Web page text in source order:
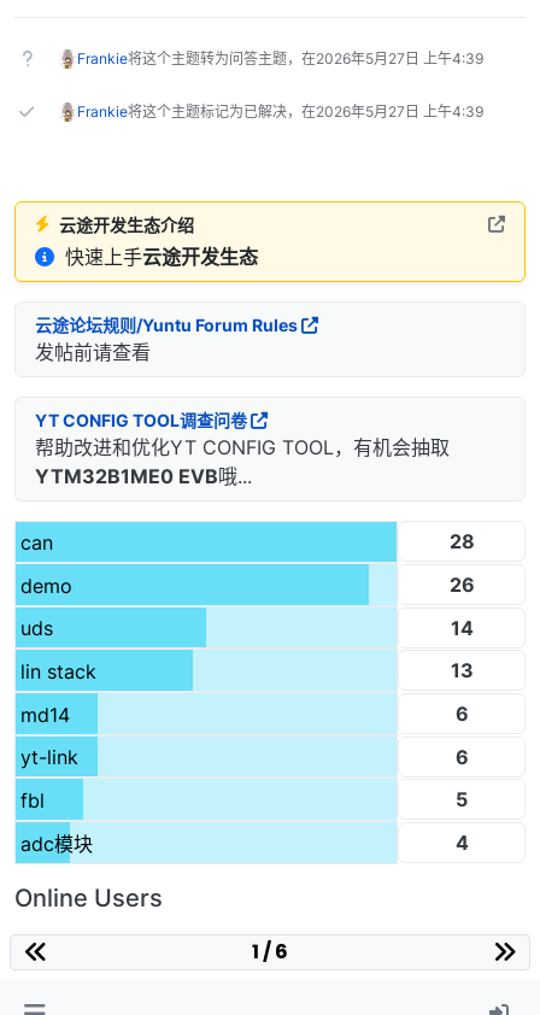
Frankie将这个主题转为问答主题，在2026年5月27日 上午4:39
Frankie将这个主题标记为已解决，在2026年5月27日 上午4:39
云途开发生态介绍
快速上手云途开发生态
云途论坛规则/Yuntu Forum Rules
发帖前请查看
YT CONFIG TOOL调查问卷
帮助改进和优化YT CONFIG TOOL，有机会抽取
YTM32B1ME0 EVB哦...
can
28
demo
26
uds
14
lin stack
13
md14
6
yt-link
6
fbl
5
adc模块
4
Online Users
1 / 6